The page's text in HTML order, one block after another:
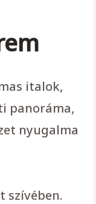
italok,
panoráma,
nyugalma
szívében.